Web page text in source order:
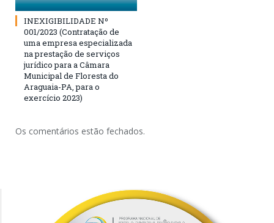
INEXIGIBILIDADE Nº
001/2023 (Contratação de
uma empresa especializada
na prestação de serviços
jurídico para a Câmara
Municipal de Floresta do
Araguaia-PA, para o
exercício 2023)
Os comentários estão fechados.